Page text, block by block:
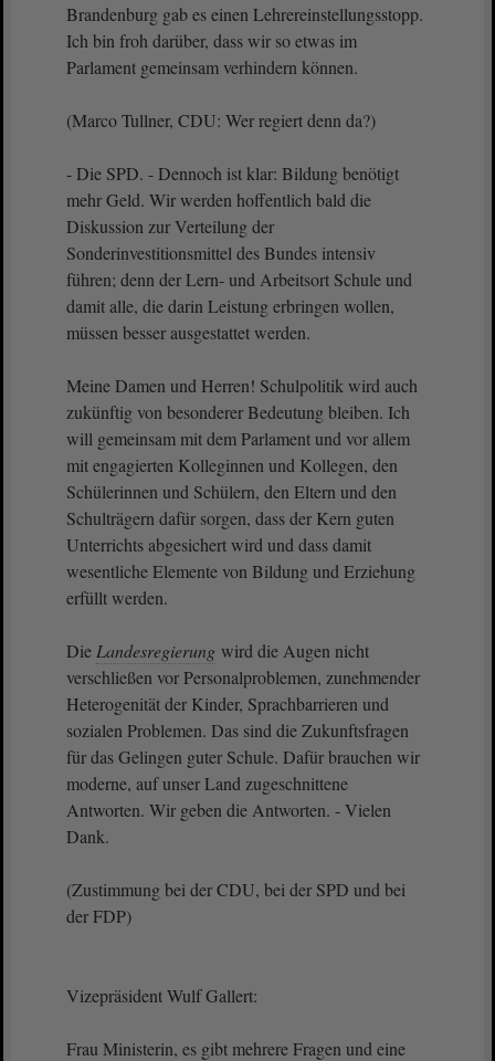
Brandenburg gab es einen Lehrereinstellungsstopp.
Ich bin froh darüber, dass wir so etwas im
Parlament gemeinsam verhindern können.
(Marco Tullner, CDU: Wer regiert denn da?)
- Die SPD. - Dennoch ist klar: Bildung benötigt
mehr Geld. Wir werden hoffentlich bald die
Diskussion zur Verteilung der
Sonderinvestitionsmittel des Bundes intensiv
führen; denn der Lern- und Arbeitsort Schule und
damit alle, die darin Leistung erbringen wollen,
müssen besser ausgestattet werden.
Meine Damen und Herren! Schulpolitik wird auch
zukünftig von besonderer Bedeutung bleiben. Ich
will gemeinsam mit dem Parlament und vor allem
mit engagierten Kolleginnen und Kollegen, den
Schülerinnen und Schülern, den Eltern und den
Schulträgern dafür sorgen, dass der Kern guten
Unterrichts abgesichert wird und dass damit
wesentliche Elemente von Bildung und Erziehung
erfüllt werden.
Die Landesregierung wird die Augen nicht
verschließen vor Personalproblemen, zunehmender
Heterogenität der Kinder, Sprachbarrieren und
sozialen Problemen. Das sind die Zukunftsfragen
für das Gelingen guter Schule. Dafür brauchen wir
moderne, auf unser Land zugeschnittene
Antworten. Wir geben die Antworten. - Vielen
Dank.
(Zustimmung bei der CDU, bei der SPD und bei
der FDP)
Vizepräsident Wulf Gallert:
Frau Ministerin, es gibt mehrere Fragen und eine